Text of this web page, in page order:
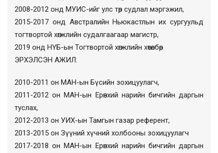
2008-2012 онд МУИС-ийг улс төр судлал мэргэжил,
2015-2017 онд Австралийн Ньюкастлын их сургуульд
тогтвортой хөгжлийн судалгаагаар магистр,
2019 онд НҮБ-ын Тогтвортой хөгжлийн хөтөлбөр
ЭРХЭЛСЭН АЖИЛ:
2010-2011 он МАН-ын Бүсийн зохицуулагч,
2011-2012 он МАН-ын Ерөнхий нарийн бичгийн даргын
туслах,
2012-2013 он УИХ-ын Тамгын газар референт,
2013-2015 он Зүүний хүчний холбооны зохицуулагч
2017-2018 он МАН-ын Ерөнхий нарийн бичгийн даргын